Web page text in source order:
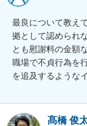
最良について教え
拠として認められ
とも慰謝料の金額
職場で不貞行為を
を追及するような
髙橋 俊